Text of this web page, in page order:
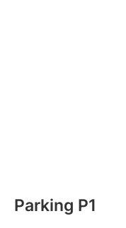
Parking P1